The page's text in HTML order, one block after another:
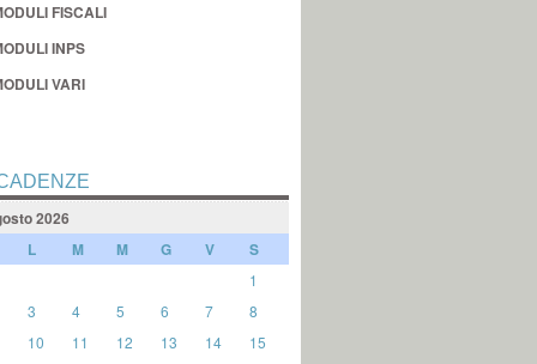
FISCALI
INPS
VARI
2026
L M M G V S
1
3 4 5 6 7
8
10 11 12 13 14
15